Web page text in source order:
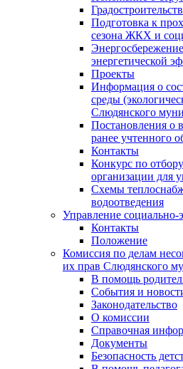
Подготовка к
сезона ЖКХ и
энергетической
Проекты
Информация о
среды
Слюдянского
Постановления о
ранее учтенного
Контакты
Конкурс по
организации для
Схемы
водоотведения
Управление социально-
Контакты
Положение
Комиссия по делам
их прав Слюдянского
В помощь
События и
Законодательство
О комиссии
Справочная
Документы
Безопасность